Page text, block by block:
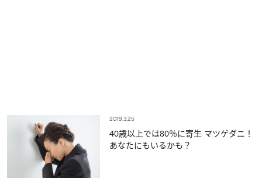
2019.3.25
40歳以上では80％に寄生 マツゲダニ！
あなたにもいるかも？